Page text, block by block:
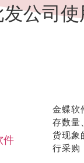
公司
件
金蝶软
存数量
货现象
行采购